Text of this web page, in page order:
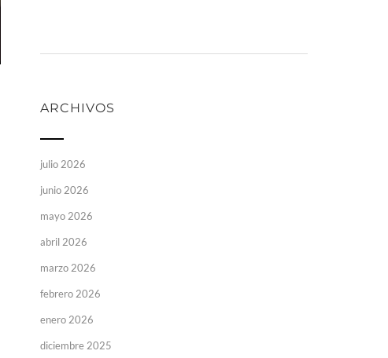
ARCHIVOS
julio 2026
junio 2026
mayo 2026
abril 2026
marzo 2026
febrero 2026
enero 2026
diciembre 2025